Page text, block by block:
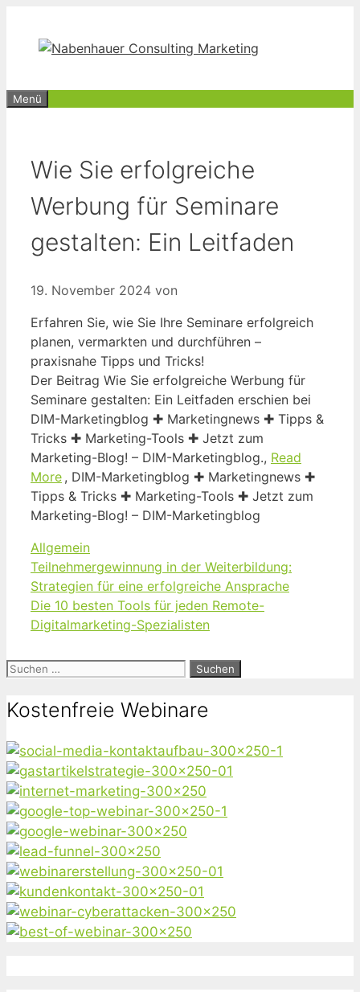
springen
Menü
Wie Sie erfolgreiche
Werbung für Seminare
gestalten: Ein Leitfaden
19. November 2024 von
Erfahren Sie, wie Sie Ihre Seminare erfolgreich
planen, vermarkten und durchführen –
praxisnahe Tipps und Tricks!
Der Beitrag Wie Sie erfolgreiche Werbung für
Seminare gestalten: Ein Leitfaden erschien bei
DIM-Marketingblog ✚ Marketingnews ✚ Tipps &
Tricks ✚ Marketing-Tools ✚ Jetzt zum
Marketing-Blog! – DIM-Marketingblog., Read
More , DIM-Marketingblog ✚ Marketingnews ✚
Tipps & Tricks ✚ Marketing-Tools ✚ Jetzt zum
Marketing-Blog! – DIM-Marketingblog
Kategorien
Allgemein
Teilnehmergewinnung in der Weiterbildung:
Strategien für eine erfolgreiche Ansprache
Die 10 besten Tools für jeden Remote-
Digitalmarketing-Spezialisten
Suchen
Kostenfreie Webinare